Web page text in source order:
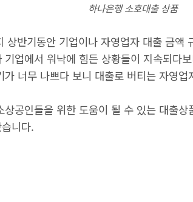
하나은행 소호대출 상품
상반기동안 기업이나 자영업자 대출 금액
기업에서 워낙에 힘든 상황들이 지속되다
너무 나쁘다 보니 대출로 버티는 자영
상공인들을 위한 도움이 될 수 있는 대출
니다.